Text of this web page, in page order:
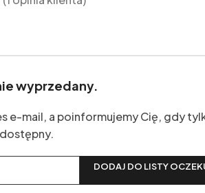
wyprzedany.
e-mail, a poinformujemy Cię, gdy
DODAJ DO LISTY